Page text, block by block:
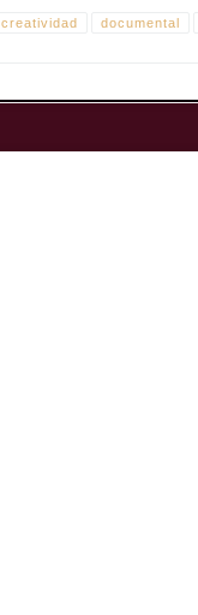
creatividad documental